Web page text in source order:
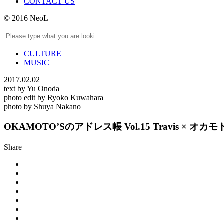
© 2016 NeoL
CULTURE
MUSIC
2017.02.02
text by Yu Onoda
photo edit by Ryoko Kuwahara
photo by Shuya Nakano
OKAMOTO’Sのアドレス帳 Vol.15 Travis × オカモ
Share